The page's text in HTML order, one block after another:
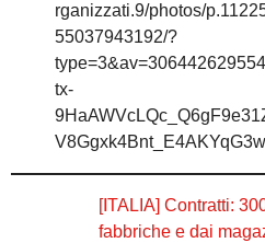
rganizzati.9/photos/
55037943192/?
tx-
[ITALIA] Contratti:
fabbriche e dai